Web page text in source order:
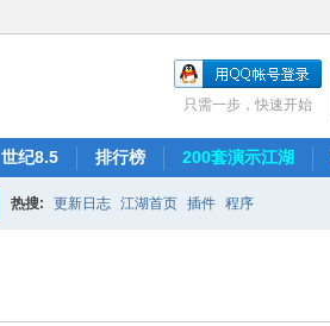
只需一步，快速开始
世纪8.5 排行榜 200套演示江湖
热搜: 更新日志 江湖首页 插件 程序